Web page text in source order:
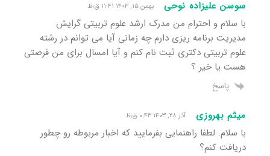
سوسن علیزاده نوحی بهمن ۱۵, ۱۴۰۳ ۱۱:۴۱ ق٫ظ
با سلام و احترام من مدرک ارشد علوم تربیتی گرایش
مدیریت برنامه ریزی دارم چه زمانی آیا می توانم در رشته
علوم تربیتی دکتری ثبت نام کنم و آیا امسال برای من فرصتی
هست یا خیر ؟
پاسخ
میثم بهروزی آذر ۲۸, ۱۴۰۳ ۰:۴۳ ق٫ظ
با سلام. لطفا راهنمایی بفرمایید که اخبار مربوطه رو چطور
دریافت کنم؟